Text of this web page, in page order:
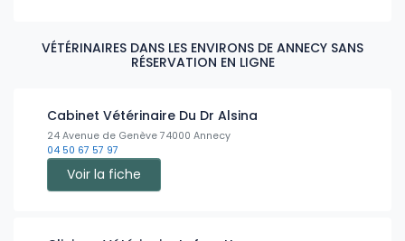
VÉTÉRINAIRES DANS LES ENVIRONS DE ANNECY SANS
RÉSERVATION EN LIGNE
Cabinet Vétérinaire Du Dr Alsina
24 Avenue de Genève 74000 Annecy
04 50 67 57 97
Voir la fiche